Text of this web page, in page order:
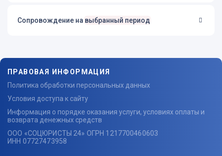
Сопровождение на выбранный период
ПРАВОВАЯ ИНФОРМАЦИЯ
Политика обработки персональных данных
Условия доступа к сайту
Информация о порядке оказания услуги, условиях оплаты и
возврата денежных средств
ООО «СОЦЮРИСТЫ 24» ОГРН 1217700460603
ИНН 07727473958